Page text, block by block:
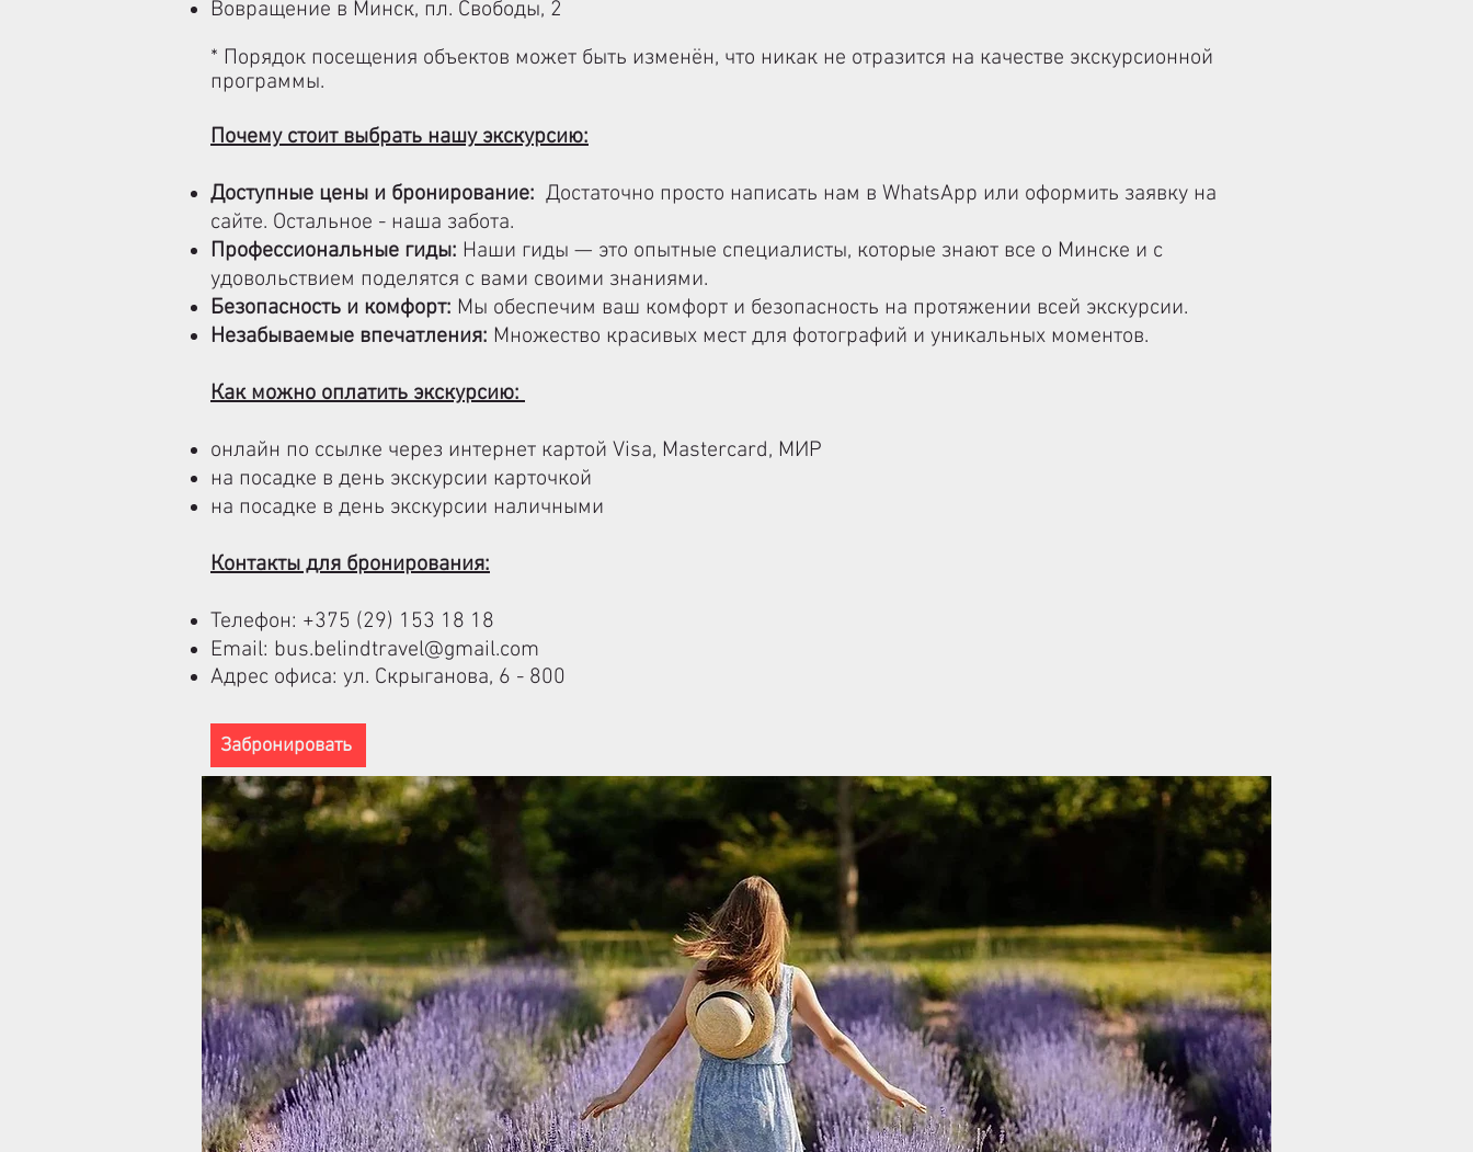
Вовращение в Минск, пл. Свободы, 2
* Порядок посещения объектов может быть изменён, что никак не отразится на качестве экскурсионной
программы.
Почему стоит выбрать нашу экскурсию:
Доступные цены и бронирование: Достаточно просто написать нам в WhatsApp или оформить заявку на
сайте. Остальное - наша забота.
Профессиональные гиды: Наши гиды — это опытные специалисты, которые знают все о Минске и с
удовольствием поделятся с вами своими знаниями.
Безопасность и комфорт: Мы обеспечим ваш комфорт и безопасность на протяжении всей экскурсии.
Незабываемые впечатления: Множество красивых мест для фотографий и уникальных моментов.
Как можно оплатить экскурсию:
онлайн по ссылке через интернет картой Visa, Mastercard, МИР
на посадке в день экскурсии карточкой
на посадке в день экскурсии наличными
Контакты для бронирования:
Телефон: +375 (29) 153 18 18
Email: bus.belindtravel@gmail.com
Адрес офиса: ул. Скрыганова, 6 - 800
Забронировать